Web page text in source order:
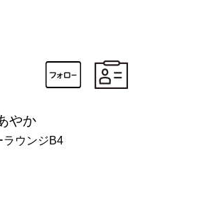
やか
ラウンジB4